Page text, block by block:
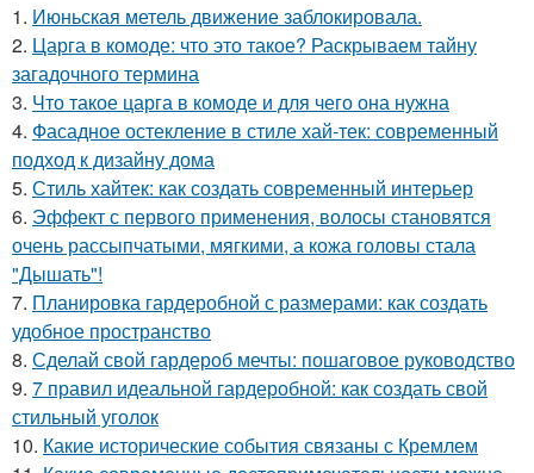
1. Июньская метель движение заблокировала.
2. Царга в комоде: что это такое? Раскрываем тайну
загадочного термина
3. Что такое царга в комоде и для чего она нужна
4. Фасадное остекление в стиле хай-тек: современный
подход к дизайну дома
5. Стиль хайтек: как создать современный интерьер
6. Эффект с первого применения, волосы становятся
очень рассыпчатыми, мягкими, а кожа головы стала
"Дышать"!
7. Планировка гардеробной с размерами: как создать
удобное пространство
8. Сделай свой гардероб мечты: пошаговое руководство
9. 7 правил идеальной гардеробной: как создать свой
стильный уголок
10. Какие исторические события связаны с Кремлем